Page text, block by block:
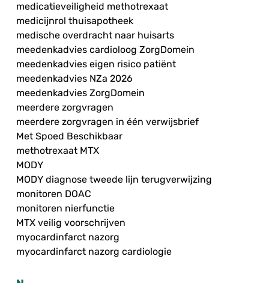
medicatieveiligheid methotrexaat
medicijnrol thuisapotheek
medische overdracht naar huisarts
meedenkadvies cardioloog ZorgDomein
meedenkadvies eigen risico patiënt
meedenkadvies NZa 2026
meedenkadvies ZorgDomein
meerdere zorgvragen
meerdere zorgvragen in één verwijsbrief
Met Spoed Beschikbaar
methotrexaat MTX
MODY
MODY diagnose tweede lijn terugverwijzing
monitoren DOAC
monitoren nierfunctie
MTX veilig voorschrijven
myocardinfarct nazorg
myocardinfarct nazorg cardiologie